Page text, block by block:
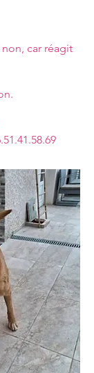
car réagit